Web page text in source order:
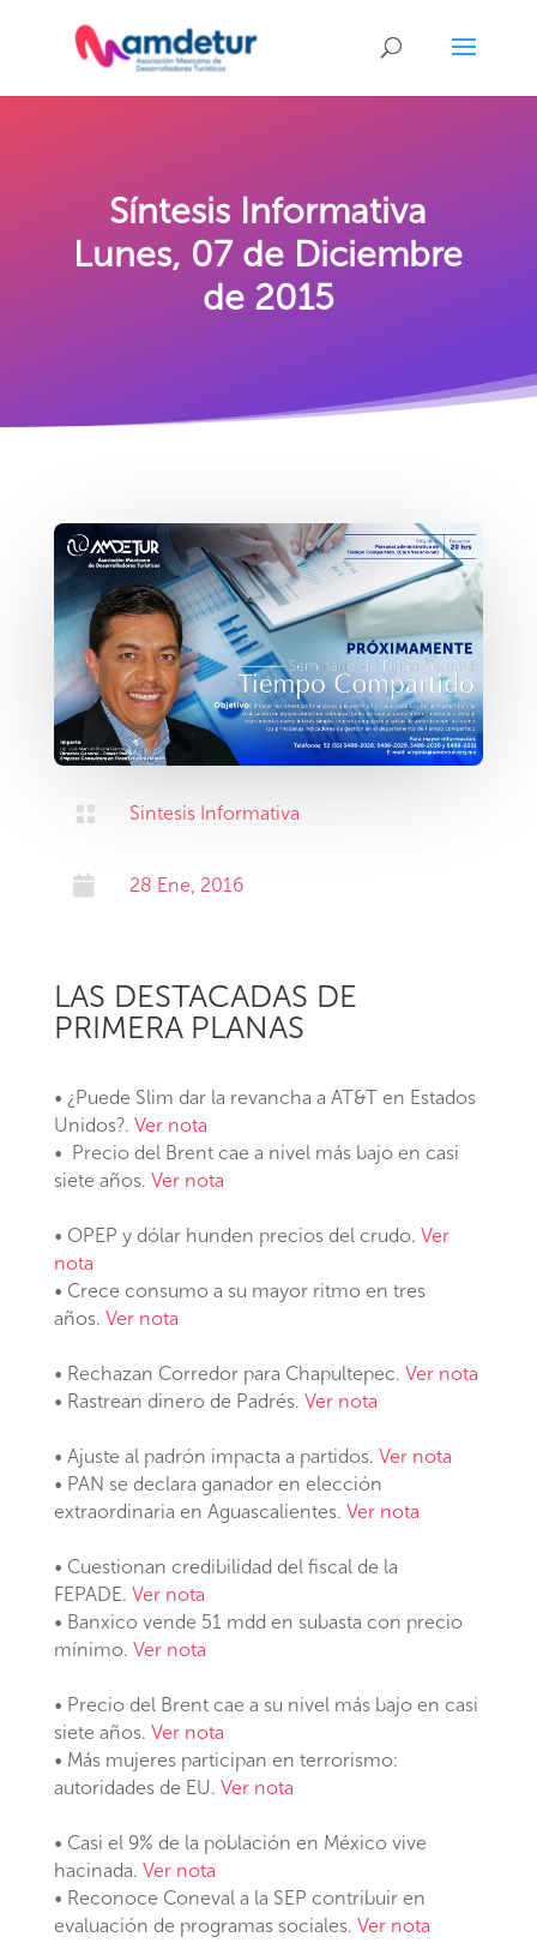
Síntesis Informativa
Lunes, 07 de Diciembre
de 2015
 Sintesis Informativa
 28 Ene, 2016
LAS DESTACADAS DE
PRIMERA PLANAS
• ¿Puede Slim dar la revancha a AT&T en Estados
Unidos?. Ver nota
• Precio del Brent cae a nivel más bajo en casi
siete años. Ver nota
• OPEP y dólar hunden precios del crudo. Ver
nota
• Crece consumo a su mayor ritmo en tres
años. Ver nota
• Rechazan Corredor para Chapultepec. Ver nota
• Rastrean dinero de Padrés. Ver nota
• Ajuste al padrón impacta a partidos. Ver nota
• PAN se declara ganador en elección
extraordinaria en Aguascalientes. Ver nota
• Cuestionan credibilidad del fiscal de la
FEPADE. Ver nota
• Banxico vende 51 mdd en subasta con precio
mínimo. Ver nota
• Precio del Brent cae a su nivel más bajo en casi
siete años. Ver nota
• Más mujeres participan en terrorismo:
autoridades de EU. Ver nota
• Casi el 9% de la población en México vive
hacinada. Ver nota
• Reconoce Coneval a la SEP contribuir en
evaluación de programas sociales. Ver nota